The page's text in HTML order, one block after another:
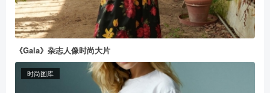
《Gala》杂志人像时尚大片
时尚图库